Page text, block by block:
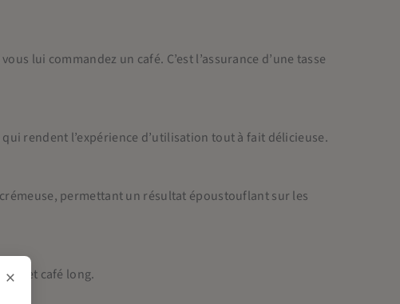
lui commandez un café. C’est l’assurance d’une tasse
rendent l’expérience d’utilisation tout à fait délicieuse.
permettant un résultat époustouflant sur les
et café long.
×